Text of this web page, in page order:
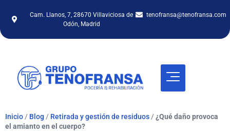
Cam. Llanos, 7, 28670 Villaviciosa de
Odón, Madrid
tenofransa@tenofransa.com
Inicio / Blog / Retirada y gestión de residuos / ¿Qué daño provoca
el amianto en el cuerpo?